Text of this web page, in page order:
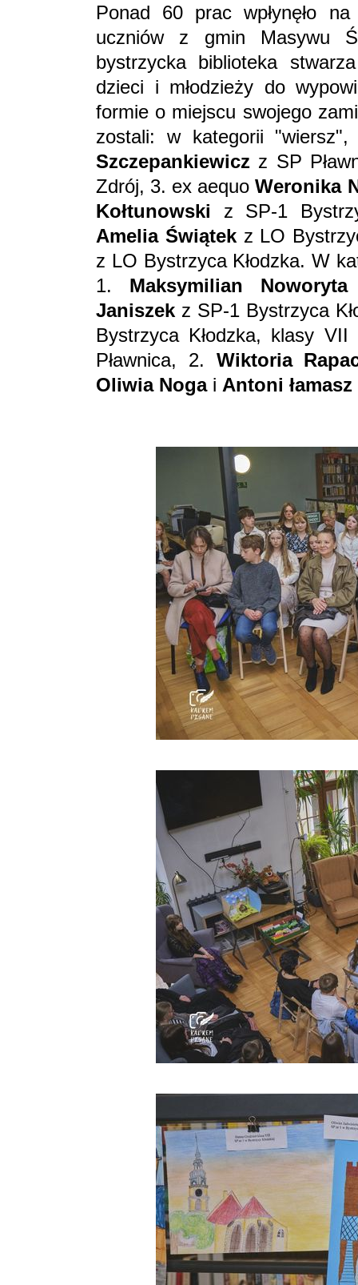
Ponad 60 prac wpłynęło
uczniów z gmin Masywu
bystrzycka biblioteka
dzieci i młodzieży do
formie o miejscu swojego
zostali: w kategorii
Szczepankiewicz z SP
Zdrój, 3. ex aequoWeronika
Kołtunowski z SP-1
Amelia Świątekz LO
z LO Bystrzyca Kłodzka. W
1. Maksymilian Noworyta
Janiszek z SP-1 Bystrzyca
Bystrzyca Kłodzka, klasy
Pławnica, 2. Wiktoria
Oliwia Nogai Antoni łamasz